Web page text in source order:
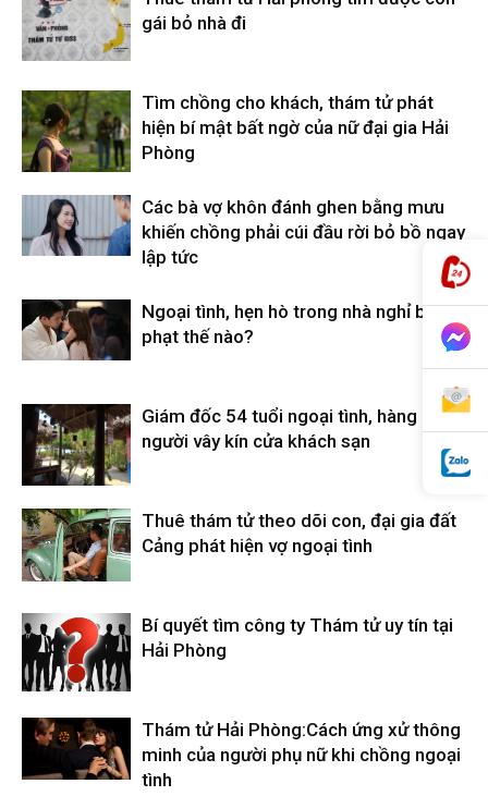
phòng,
thám
giss,
cong
tham
gái bỏ nhà đi
Tìm chồng cho khách, thám tử phát
hiện bí mật bất ngờ của nữ đại gia Hải
Phòng
Các bà vợ khôn đánh ghen bằng mưu
khiến chồng phải cúi đầu rời bỏ bồ ngay
lập tức
Ngoại tình, hẹn hò trong nhà nghỉ bị xử
phạt thế nào?
Giám đốc 54 tuổi ngoại tình, hàng chục
người vây kín cửa khách sạn
Thuê thám tử theo dõi con, đại gia đất
Cảng phát hiện vợ ngoại tình
Bí quyết tìm công ty Thám tử uy tín tại
Hải Phòng
Thám tử Hải Phòng:Cách ứng xử thông
minh của người phụ nữ khi chồng ngoại
tình